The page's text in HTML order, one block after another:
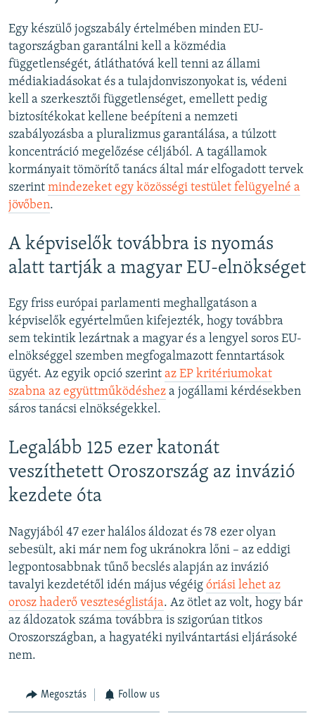
Egy készülő jogszabály értelmében minden EU-
tagországban garantálni kell a közmédia
függetlenségét, átláthatóvá kell tenni az állami
médiakiadásokat és a tulajdonviszonyokat is, védeni
kell a szerkesztői függetlenséget, emellett pedig
biztosítékokat kellene beépíteni a nemzeti
szabályozásba a pluralizmus garantálása, a túlzott
koncentráció megelőzése céljából. A tagállamok
kormányait tömörítő tanács által már elfogadott tervek
szerint mindezeket egy közösségi testület felügyelné a
jövőben.
A képviselők továbbra is nyomás
alatt tartják a magyar EU-elnökséget
Egy friss európai parlamenti meghallgatáson a
képviselők egyértelműen kifejezték, hogy továbbra
sem tekintik lezártnak a magyar és a lengyel soros EU-
elnökséggel szemben megfogalmazott fenntartások
ügyét. Az egyik opció szerint az EP kritériumokat
szabna az együttműködéshez a jogállami kérdésekben
sáros tanácsi elnökségekkel.
Legalább 125 ezer katonát
veszíthetett Oroszország az invázió
kezdete óta
Nagyjából 47 ezer halálos áldozat és 78 ezer olyan
sebesült, aki már nem fog ukránokra lőni – az eddigi
legpontosabbnak tűnő becslés alapján az invázió
tavalyi kezdetétől idén május végéig óriási lehet az
orosz haderő veszteséglistája. Az ötlet az volt, hogy bár
az áldozatok száma továbbra is szigorúan titkos
Oroszországban, a hagyatéki nyilvántartási eljárásoké
nem.
Megosztás Follow us